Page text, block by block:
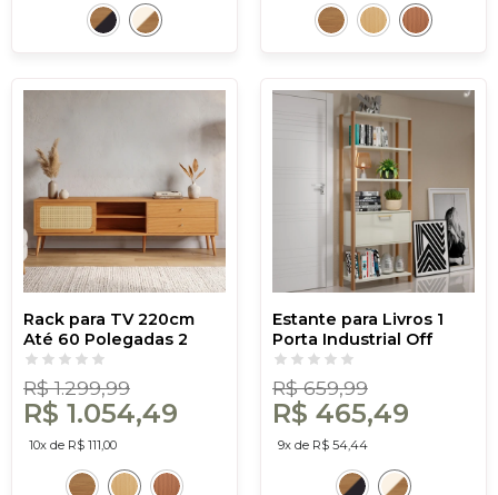
Rack para TV 220cm
Até 60 Polegadas 2
Gavetas 1 Porta Curve
Carvalho Rosé com
Palha - Dalla Costa
R$ 1.299,99
R$ 1.054,49
10x de R$ 111,00
Estante para Livros 1
Porta Industrial Off
White/Freijó - Dalla
Costa
R$ 659,99
R$ 465,49
9x de R$ 54,44